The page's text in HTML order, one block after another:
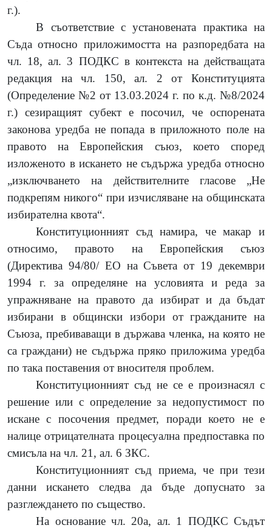
г.).
В съответствие с установената практика на
Съда относно приложимостта на разпоредбата на
чл. 18, ал. 3 ПОДКС в контекста на действащата
редакция на чл. 150, ал. 2 от Конституцията
(Определение №2 от 13.03.2024 г. по к.д. №8/2024
г.) сезиращият субект е посочил, че оспорената
законова уредба не попада в приложното поле на
правото на Европейския съюз, което според
изложеното в искането не съдържа уредба относно
„изключването на действителните гласове „Не
подкрепям никого“ при изчисляване на общинската
избирателна квота“.
Конституционният съд намира, че макар и
относимо, правото на Европейския съюз
(Директива 94/80/ ЕО на Съвета от 19 декември
1994 г. за определяне на условията и реда за
упражняване на правото да избират и да бъдат
избирани в общински избори от гражданите на
Съюза, пребиваващи в държава членка, на която не
са граждани) не съдържа пряко приложима уредба
по така поставения от вносителя проблем.
Конституционният съд не се е произнасял с
решение или с определение за недопустимост по
искане с посочения предмет, поради което не е
налице отрицателната процесуална предпоставка по
смисъла на чл. 21, ал. 6 ЗКС.
Конституционният съд приема, че при тези
данни искането следва да бъде допуснато за
разглеждането по същество.
На основание чл. 20а, ал. 1 ПОДКС Съдът